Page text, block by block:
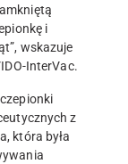
i
wskazuje
InterVac.
z
która była